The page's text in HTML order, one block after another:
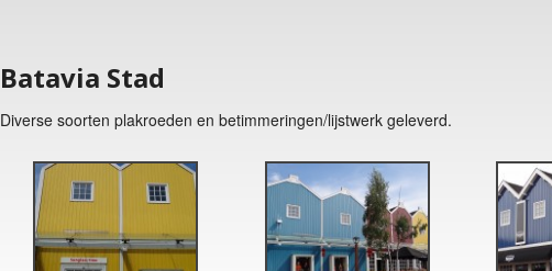
Batavia Stad
Diverse soorten plakroeden en betimmeringen/lijstwerk geleverd.